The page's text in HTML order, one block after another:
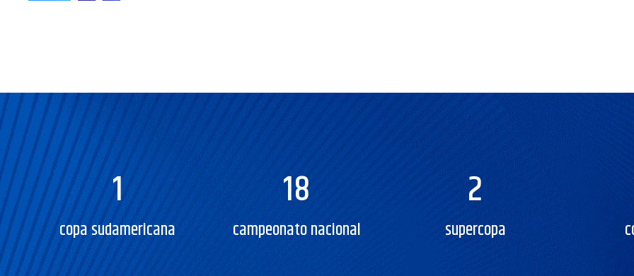
1
copa sudamericana
18
campeonato nacional
2
supercopa